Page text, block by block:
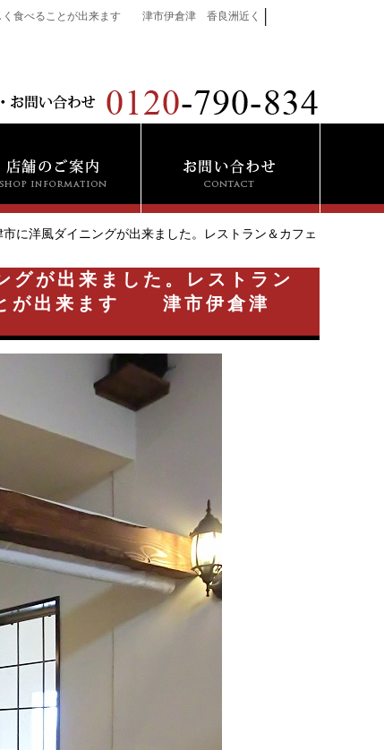
しく食べることが出来ます 津市伊倉津 香良洲近く
に洋風ダイニングが出来ました。レストラン＆カフェ
が出来ました。レストラン
とが出来ます 津市伊倉津